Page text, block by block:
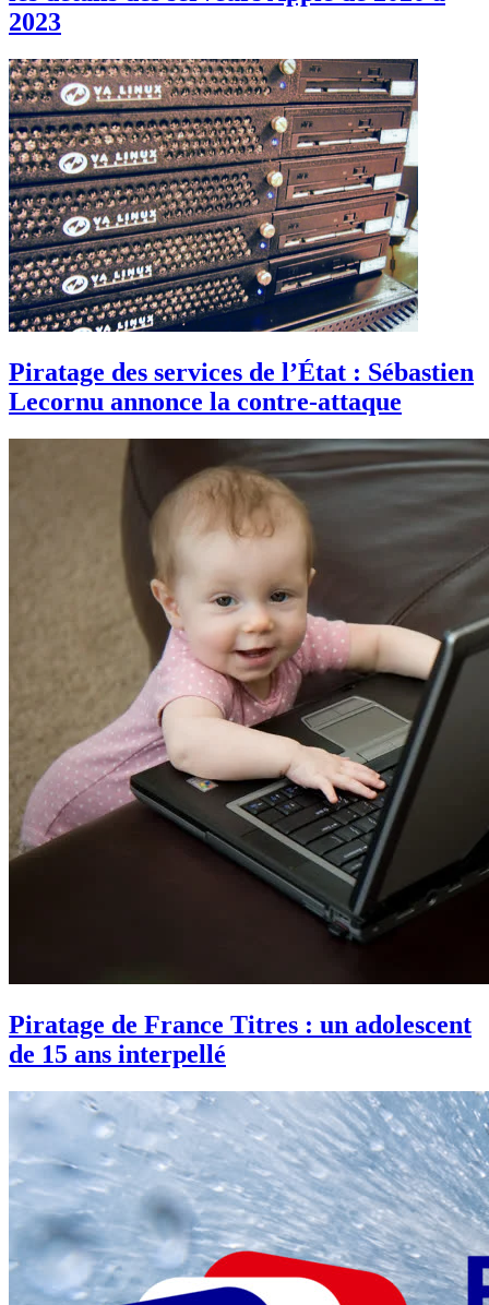
2023
Piratage des services de l’État : Sébastien
Lecornu annonce la contre-attaque
Piratage de France Titres : un adolescent
de 15 ans interpellé